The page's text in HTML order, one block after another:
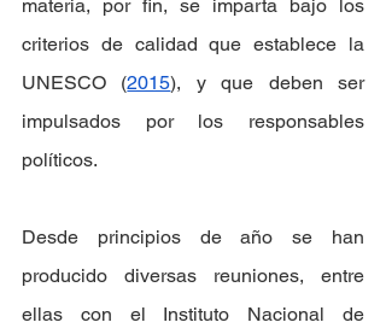
materia, por fin, se imparta bajo los
criterios de calidad que establece la
UNESCO (2015), y que deben ser
impulsados por los responsables
políticos.
Desde principios de año se han
producido diversas reuniones, entre
ellas con el Instituto Nacional de